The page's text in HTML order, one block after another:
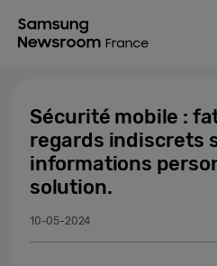
Sécurité mobile :
regards indiscrets
informations
solution.
10-05-2024